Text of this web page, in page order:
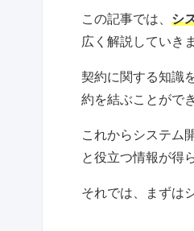
この記事では、 シ
広く解説していき
契約に関する知識
約を結ぶことがで
これからシステム
と役立つ情報が得
それでは、まずは